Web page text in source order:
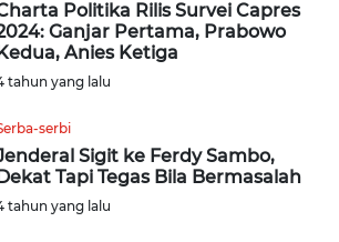
Politika Rilis Survei Capres
Ganjar Pertama, Prabowo
Anies Ketiga
tahun yang lalu
serbi
Sigit ke Ferdy Sambo,
Tapi Tegas Bila Bermasalah
tahun yang lalu